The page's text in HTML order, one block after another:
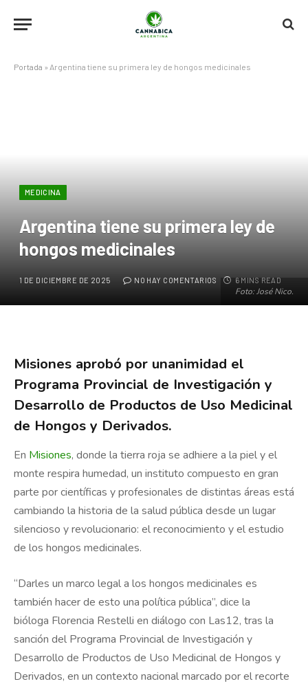
Portada » Argentina tiene su primera ley de hongos medicinales
Foto: José Nico.
MEDICINA
Argentina tiene su primera ley de
hongos medicinales
1 DE DICIEMBRE DE 2025 NO HAY COMENTARIOS 6 MINS READ
Misiones aprobó por unanimidad el
Programa Provincial de Investigación y
Desarrollo de Productos de Uso Medicinal
de Hongos y Derivados.
En Misiones, donde la tierra roja se adhiere a la piel y el
monte respira humedad, un instituto compuesto en gran
parte por científicas y profesionales de distintas áreas está
cambiando la historia de la salud pública desde un lugar
silencioso y revolucionario: el reconocimiento y el estudio
de los hongos medicinales.
“Darles un marco legal a los hongos medicinales es
también hacer de esto una política pública”, dice la
bióloga Florencia Restelli en diálogo con Las12, tras la
sanción del Programa Provincial de Investigación y
Desarrollo de Productos de Uso Medicinal de Hongos y
Derivados, en un contexto nacional marcado por el recorte